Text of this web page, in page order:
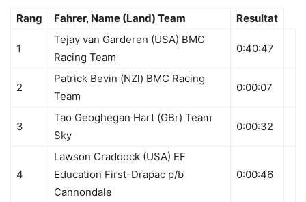
Rang Fahrer, Name (Land) Team Resultat
1
Tejay van Garderen (USA) BMC
Racing Team
0:40:47
2
Patrick Bevin (NZl) BMC Racing
Team
0:00:07
3
Tao Geoghegan Hart (GBr) Team
Sky
0:00:32
4
Lawson Craddock (USA) EF
Education First-Drapac p/b
Cannondale
0:00:46